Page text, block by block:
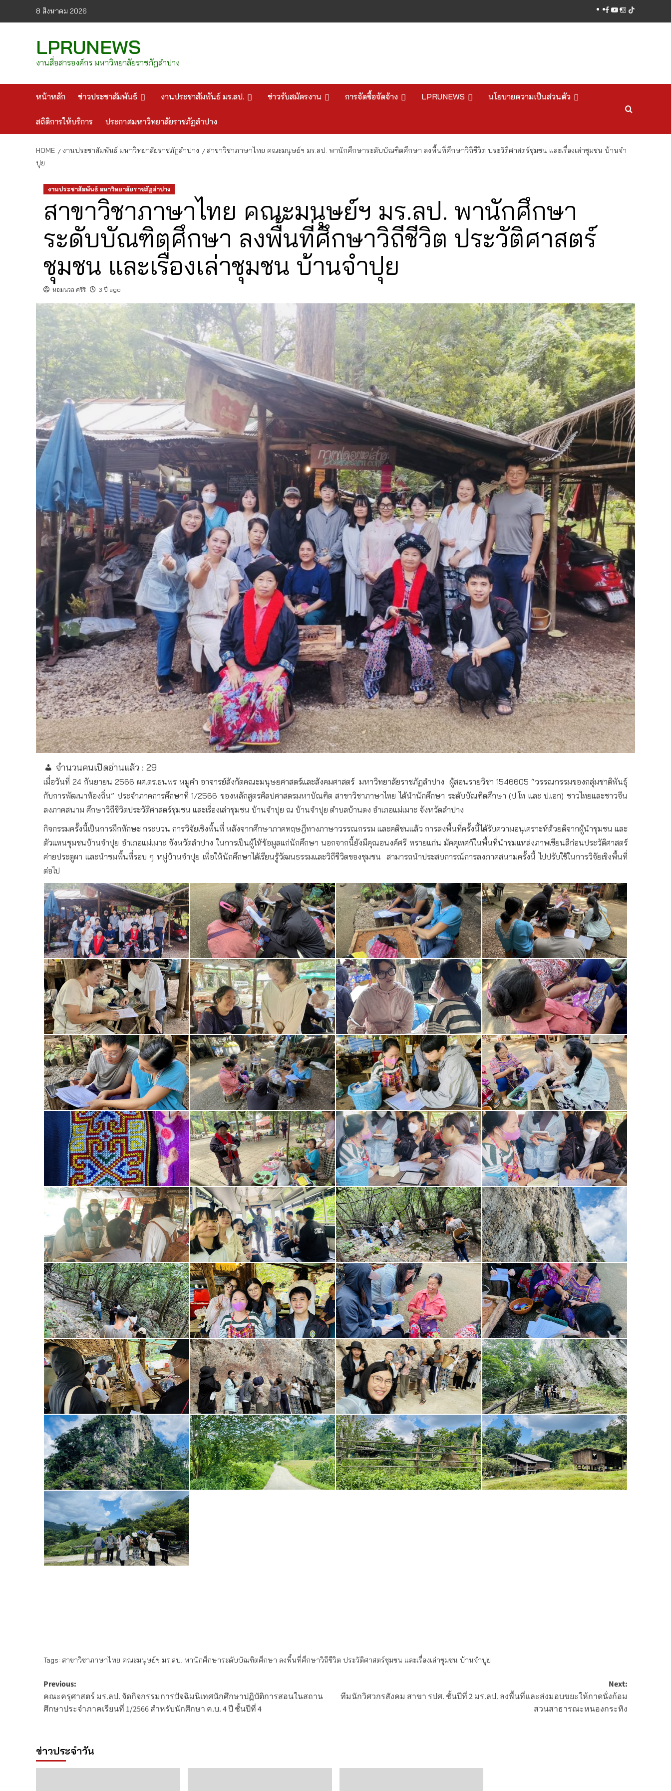
8 สิงหาคม 2026 facebook
youtube
instagram
tiktok
LPRUNEWS
งานสื่อสารองค์กร มหาวิทยาลัยราชภัฏลำปาง
หน้าหลัก ข่าวประชาสัมพันธ์ งานประชาสัมพันธ์ มร.ลป. ข่าวรับสมัครงาน การจัดซื้อจัดจ้าง LPRUNEWS นโยบายความเป็นส่วนตัว
สถิติการให้บริการ ประกาศมหาวิทยาลัยราชภัฏลำปาง
HOME งานประชาสัมพันธ์ มหาวิทยาลัยราชภัฏลำปาง
สาขาวิชาภาษาไทย คณะมนุษย์ฯ มร.ลป. พานักศึกษาระดับบัณฑิตศึกษา ลงพื้นที่ศึกษาวิถีชีวิต ประวัติศาสตร์ชุมชน และเรื่องเล่าชุมชน บ้านจำ
ปุย
งานประชาสัมพันธ์ มหาวิทยาลัยราชภัฏลำปาง
สาขาวิชาภาษาไทย คณะมนุษย์ฯ มร.ลป. พานักศึกษา
ระดับบัณฑิตศึกษา ลงพื้นที่ศึกษาวิถีชีวิต ประวัติศาสตร์
ชุมชน และเรื่องเล่าชุมชน บ้านจำปุย
หอมนวล ศรีริ 3 ปี ago
จำนวนคนเปิดอ่านแล้ว : 29
เมื่อวันที่ 24 กันยายน 2566 ผศ.ดร.ธนพร หมูคำ อาจารย์สังกัดคณะมนุษยศาสตร์และสังคมศาสตร์ มหาวิทยาลัยราชภัฏลำปาง ผู้สอนรายวิชา 1546605 “วรรณกรรมของกลุ่มชาติพันธุ์
กับการพัฒนาท้องถิ่น” ประจำภาคการศึกษาที่ 1/2566 ของหลักสูตรศิลปศาสตรมหาบัณฑิต สาขาวิชาภาษาไทย ได้นำนักศึกษา ระดับบัณฑิตศึกษา (ป.โท และ ป.เอก)ชาวไทยและชาวจีน
ลงภาคสนาม ศึกษาวิถีชีวิตประวัติศาสตร์ชุมชน และเรื่องเล่าชุมชน บ้านจำปุย ณ บ้านจำปุย ตำบลบ้านดง อำเภอแม่เมาะ จังหวัดลำปาง
กิจกรรมครั้งนี้เป็นการฝึกทักษะ กระบวน การวิจัยเชิงพื้นที่ หลังจากศึกษาภาคทฤษฎีทางภาษาวรรณกรรม และคติชนแล้ว การลงพื้นที่ครั้งนี้ได้รับความอนุเคราะห์ด้วยดีจากผู้นำชุมชน และ
ตัวแทนชุมชนบ้านจำปุย อำเภอแม่เมาะ จังหวัดลำปาง ในการเป็นผู้ให้ข้อมูลแก่นักศึกษา นอกจากนี้ยังมีคุณอนงค์ศรี ทรายแก่น มัคคุเทศก์ในพื้นที่นำชมแหล่งภาพเขียนสีก่อนประวัติศาสตร์
ค่ายประตูผา และนำชมพื้นที่รอบ ๆ หมู่บ้านจำปุย เพื่อให้นักศึกษาได้เรียนรู้วัฒนธรรมและวิถีชีวิตของชุมชน สามารถนำประสบการณ์การลงภาคสนามครั้งนี้ ไปปรับใช้ในการวิจัยเชิงพื้นที่
ต่อไป
Tags: สาขาวิชาภาษาไทย คณะมนุษย์ฯ มร.ลป. พานักศึกษาระดับบัณฑิตศึกษา ลงพื้นที่ศึกษาวิถีชีวิต ประวัติศาสตร์ชุมชน และเรื่องเล่าชุมชน บ้านจำปุย
Post
navigation
Previous:
คณะครุศาสตร์ มร.ลป. จัดกิจกรรมการปัจฉิมนิเทศนักศึกษาปฏิบัติการสอนในสถาน
ศึกษาประจำภาคเรียนที่ 1/2566 สำหรับนักศึกษา ค.บ. 4 ปี ชั้นปีที่ 4
Next:
ทีมนักวิศวกรสังคม สาขา รปศ. ชั้นปีที่ 2 มร.ลป. ลงพื้นที่และส่งมอบขยะให้กาดนั่งก้อม
สวนสาธารณะหนองกระทิง
ข่าวประจำวัน